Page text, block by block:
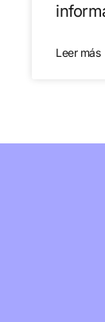
Leer más